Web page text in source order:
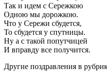
Так и идем с Сережкою
Одною мы дорожкою.
Что у Сережи сбудется,
То сбудется у спутницы.
Ну а с такой попутчицей
И вправду все получится.
Другие поздравления в